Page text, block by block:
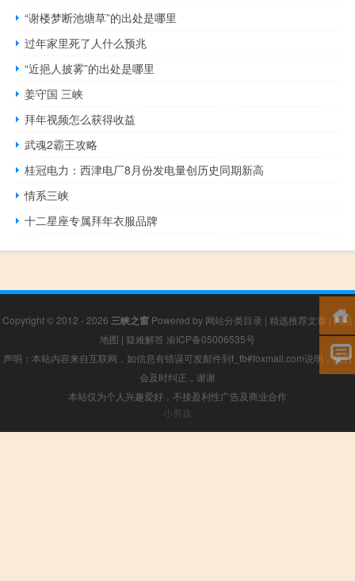
“谢楼梦断池塘草”的出处是哪里
过年家里死了人什么预兆
“近挹人披雾”的出处是哪里
姜守国 三峡
拜年视频怎么获得收益
武魂2霸王攻略
桂冠电力：西津电厂8月份发电量创历史同期新高
情系三峡
十二星座专属拜年衣服品牌
Copyright © 2012 - 2026 三峡之窗 Powered by 网站分类目录 | 精选推荐文章 |网站
地图 | 疑难解答 渝ICP备05006535号
声明：本站内容来自互联网，如信息有错误可发邮件到f_fb#foxmail.com说明，我们
会及时纠正，谢谢
本站仅为个人兴趣爱好，不接盈利性广告及商业合作
小男孩